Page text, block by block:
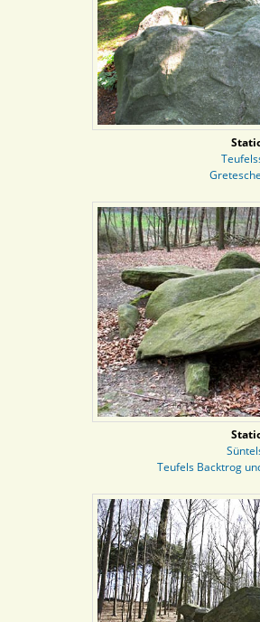
Teufels Backtrog